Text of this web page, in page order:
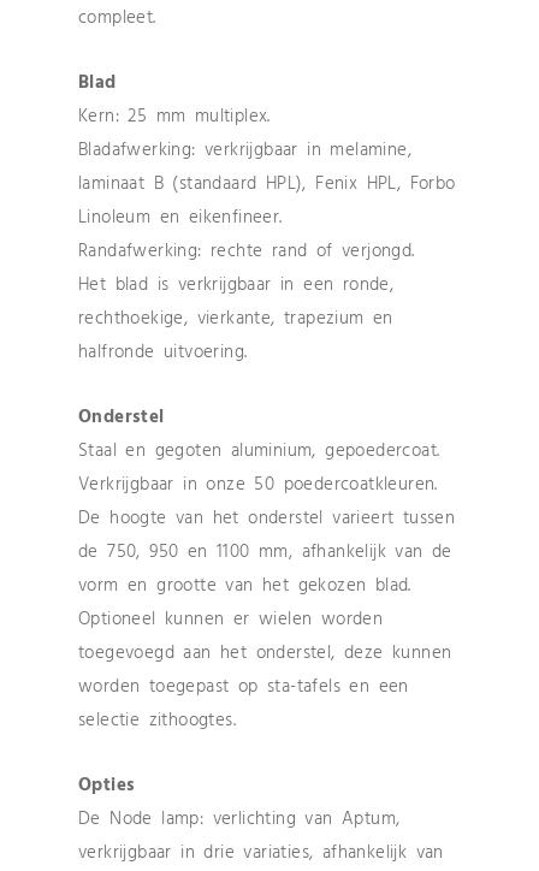
compleet.
Blad
Kern: 25 mm multiplex.
Bladafwerking: verkrijgbaar in melamine,
laminaat B (standaard HPL), Fenix HPL, Forbo
Linoleum en eikenfineer.
Randafwerking: rechte rand of verjongd.
Het blad is verkrijgbaar in een ronde,
rechthoekige, vierkante, trapezium en
halfronde uitvoering.
Onderstel
Staal en gegoten aluminium, gepoedercoat.
Verkrijgbaar in onze 50 poedercoatkleuren.
De hoogte van het onderstel varieert tussen
de 750, 950 en 1100 mm, afhankelijk van de
vorm en grootte van het gekozen blad.
Optioneel kunnen er wielen worden
toegevoegd aan het onderstel, deze kunnen
worden toegepast op sta-tafels en een
selectie zithoogtes.
Opties
De Node lamp: verlichting van Aptum,
verkrijgbaar in drie variaties, afhankelijk van